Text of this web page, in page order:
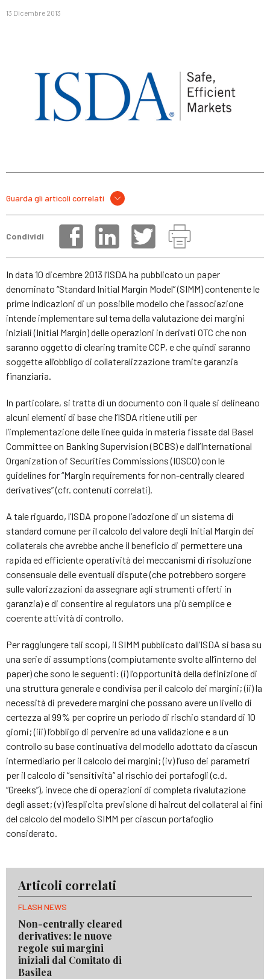
13 Dicembre 2013
Guarda gli articoli correlati
Condividi
In data 10 dicembre 2013 l’ISDA ha pubblicato un paper
denominato “Standard Initial Margin Model” (SIMM) contenente le
prime indicazioni di un possibile modello che l’associazione
intende implementare sul tema della valutazione dei margini
iniziali (Initial Margin) delle operazioni in derivati OTC che non
saranno oggetto di clearing tramite CCP, e che quindi saranno
soggette all’obbligo di collateralizzazione tramite garanzia
finanziaria.
In particolare, si tratta di un documento con il quale si delineano
alcuni elementi di base che l’ISDA ritiene utili per
l’implementazione delle linee guida in materia fissate dal Basel
Committee on Banking Supervision (BCBS) e dall’International
Organization of Securities Commissions (IOSCO) con le
guidelines for “Margin requirements for non-centrally cleared
derivatives” (cfr. contenuti correlati).
A tale riguardo, l’ISDA propone l’adozione di un sistema di
standard comune per il calcolo del valore degli Initial Margin dei
collaterals che avrebbe anche il beneficio di permettere una
rapida ed efficiente operatività dei meccanismi di risoluzione
consensuale delle eventuali dispute (che potrebbero sorgere
sulle valorizzazioni da assegnare agli strumenti offerti in
garanzia) e di consentire ai regulators una più semplice e
coerente attività di controllo.
Per raggiungere tali scopi, il SIMM pubblicato dall’ISDA si basa su
una serie di assumptions (compiutamente svolte all’interno del
paper) che sono le seguenti: (i) l’opportunità della definizione di
una struttura generale e condivisa per il calcolo dei margini; (ii) la
necessità di prevedere margini che possano avere un livello di
certezza al 99% per coprire un periodo di rischio standard di 10
giorni; (iii) l’obbligo di pervenire ad una validazione e a un
controllo su base continuativa del modello adottato da ciascun
intermediario per il calcolo dei margini; (iv) l’uso dei parametri
per il calcolo di “sensitività” al rischio dei portafogli (c.d.
“Greeks”), invece che di operazioni di completa rivalutazione
degli asset; (v) l’esplicita previsione di haircut del collateral ai fini
del calcolo del modello SIMM per ciascun portafoglio
considerato.
Articoli correlati
FLASH NEWS
Non-centrally cleared
derivatives: le nuove
regole sui margini
iniziali dal Comitato di
Basilea